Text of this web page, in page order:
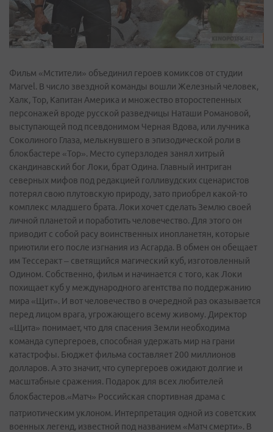
Фильм «Мстители» объединил героев комиксов от студии
Marvel. В число звездной команды вошли Железный человек,
Халк, Тор, Капитан Америка и множество второстепенных
персонажей вроде русской разведчицы Наташи Романовой,
выступающей под псевдонимом Черная Вдова, или лучника
Соколиного Глаза, мелькнувшего в эпизодической роли в
блокбастере «Тор». Место суперзлодея занял хитрый
скандинавский бог Локи, брат Одина. Главный интриган
северных мифов под редакцией голливудских сценаристов
потерял свою плутовскую природу, зато приобрел какой-то
комплекс младшего брата. Локи хочет сделать Землю своей
личной планетой и поработить человечество. Для этого он
приводит с собой расу воинственных инопланетян, которые
приютили его после изгнания из Асгарда. В обмен он обещает
им Тессеракт – светящийся магический куб, изготовленный
Одином. Собственно, фильм и начинается с того, как Локи
похищает куб у международного агентства по поддержанию
мира «Щит». И вот человечество в очередной раз оказывается
перед лицом врага, угрожающего всему живому. Директор
«Щита» понимает, что для спасения Земли необходима
команда супергероев, способная удержать мир на грани
катастрофы. Бюджет фильма составляет 200 миллионов
долларов. А это значит, что супергероев ожидают долгие и
масштабные сражения. Подарок для всех любителей
блокбастеров.«Матч» Российская спортивная драма с
патриотическим уклоном. Интерпретация одной из советских
военных легенд, известной под названием «Матч смерти». В